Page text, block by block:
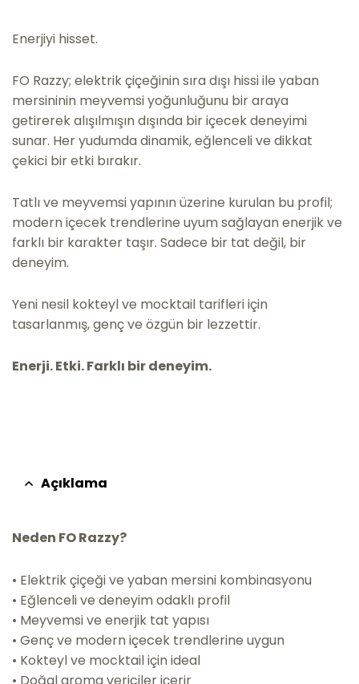
Enerjiyi hisset.
FO Razzy; elektrik çiçeğinin sıra dışı hissi ile yaban
mersininin meyvemsi yoğunluğunu bir araya
getirerek alışılmışın dışında bir içecek deneyimi
sunar. Her yudumda dinamik, eğlenceli ve dikkat
çekici bir etki bırakır.
Tatlı ve meyvemsi yapının üzerine kurulan bu profil;
modern içecek trendlerine uyum sağlayan enerjik ve
farklı bir karakter taşır. Sadece bir tat değil, bir
deneyim.
Yeni nesil kokteyl ve mocktail tarifleri için
tasarlanmış, genç ve özgün bir lezzettir.
Enerji. Etki. Farklı bir deneyim.
Açıklama
Neden FO Razzy?
• Elektrik çiçeği ve yaban mersini kombinasyonu
• Eğlenceli ve deneyim odaklı profil
• Meyvemsi ve enerjik tat yapısı
• Genç ve modern içecek trendlerine uygun
• Kokteyl ve mocktail için ideal
• Doğal aroma vericiler içerir